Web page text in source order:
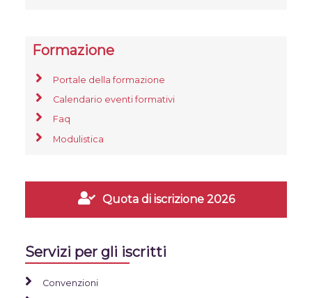
Formazione
Portale della formazione
Calendario eventi formativi
Faq
Modulistica
Quota di iscrizione 2026
Servizi per gli iscritti
Convenzioni